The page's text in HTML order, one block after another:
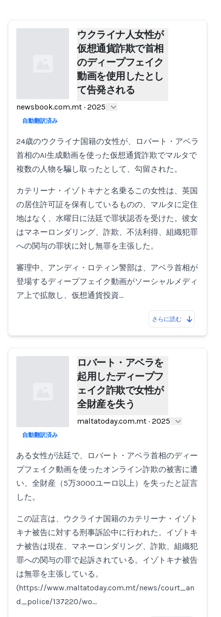
Loading...
ウクライナ人女性が
仮想通貨詐欺で首相
のディープフェイク
動画を使用したとし
て告発される
newsbook.com.mt · 2025
自動翻訳済み
24歳のウクライナ国籍の女性が、ロバート・アベラ
首相のAI生成動画を使った仮想通貨詐欺でマルタで
複数の人物を騙し取ったとして、勾留された。
カテリーナ・イゾトキナと名乗るこの女性は、英国
の居住許可証を保有しているものの、マルタに定住
地はなく、水曜日に法廷で罪状認否を受けた。彼女
はマネーロンダリング、詐欺、不法利得、組織犯罪
への関与の罪状に対し無罪を主張した。
審理中、アンディ・ロティン警部は、アベラ首相が
登場するディープフェイク動画がソーシャルメディ
ア上で拡散し、仮想通貨投資…
さらに読む
ロバート・アベラを
起用したディープフ
ェイク詐欺で女性が
全財産を失う
maltatoday.com.mt · 2025
自動翻訳済み
ある女性が法廷で、ロバート・アベラ首相のディー
プフェイク動画を使ったオンライン詐欺の被害に遭
い、全財産（5万3000ユーロ以上）を失ったと証言
した。
この証言は、ウクライナ国籍のカテリーナ・イゾト
キナ被告に対する刑事訴訟中に行われた。イゾトキ
ナ被告は現在、マネーロンダリング、詐欺、組織犯
罪への関与の罪で起訴されている。イゾトキナ被告
は無罪を主張している。
(https://www.maltatoday.com.mt/news/court_an
d_police/137220/wo…